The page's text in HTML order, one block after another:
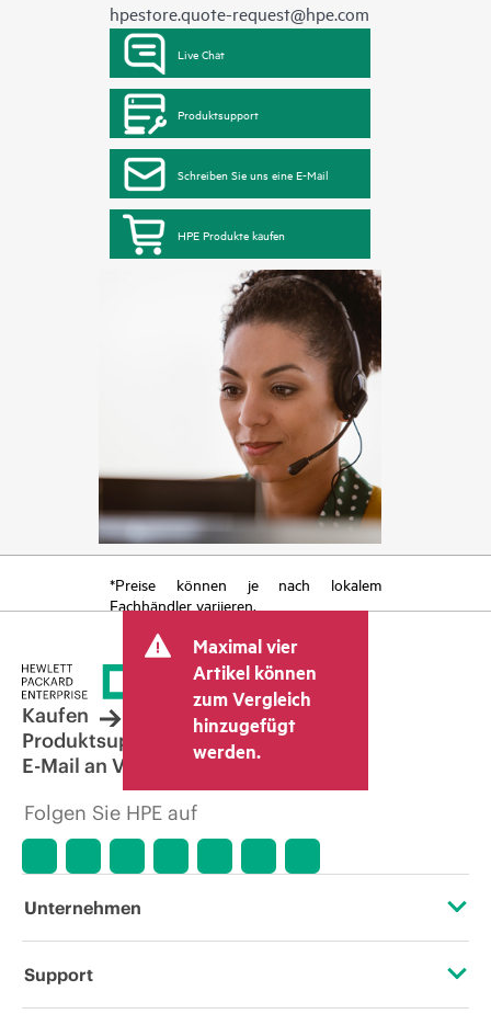
hpestore.quote-request@hpe.com
Live Chat
Produktsupport
Schreiben Sie uns eine E-Mail
HPE Produkte kaufen
*Preise können je nach lokalem
Fachhändler variieren.
Maximal vier
Artikel können
zum Vergleich
hinzugefügt
werden.
Kaufen
Produktsupport
E-Mail an Vertrieb
Folgen Sie HPE auf
Unternehmen
Über HPE
Support